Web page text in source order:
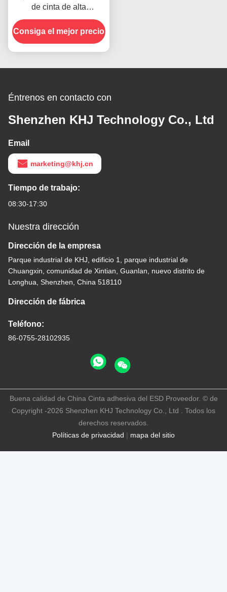
de cinta de alta
temperatura para el
producto en stock
Consiga el mejor precio
Éntrenos en contacto con
Shenzhen KHJ Technology Co., Ltd
Email
marketing@khj.cn
Tiempo de trabajo:
08:30-17:30
Nuestra dirección
Dirección de la empresa
Parque industrial de KHJ, edificio 1, parque industrial de
Chuangxin, comunidad de Xintian, Guanlan, nuevo distrito de
Longhua, Shenzhen, China 518110
Dirección de fábrica
Teléfono:
86-0755-28102935
Políticas de privacidad | mapa del sitio
Buena calidad de China Cinta adhesiva del ESD Proveedor. © de
Copyright -2026 Shenzhen KHJ Technology Co., Ltd . Todos los
derechos reservados.